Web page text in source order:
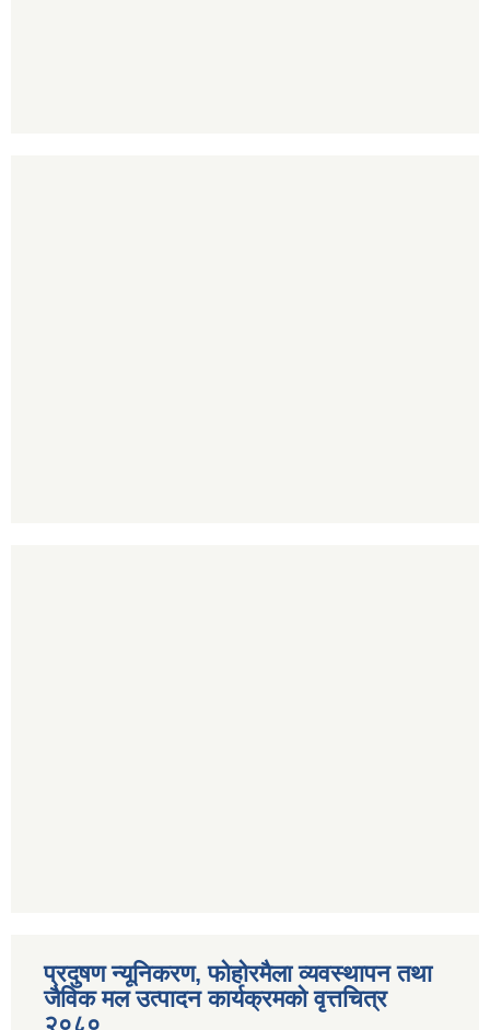
प्रदुषण न्यूनिकरण, फोहोरमैला व्यवस्थापन तथा
जैविक मल उत्पादन कार्यक्रमको वृत्तचित्र
२०८०